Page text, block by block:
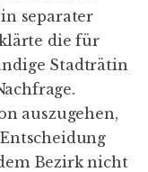
separater
die für
Stadträtin
auszugehen,
Bezirk nicht